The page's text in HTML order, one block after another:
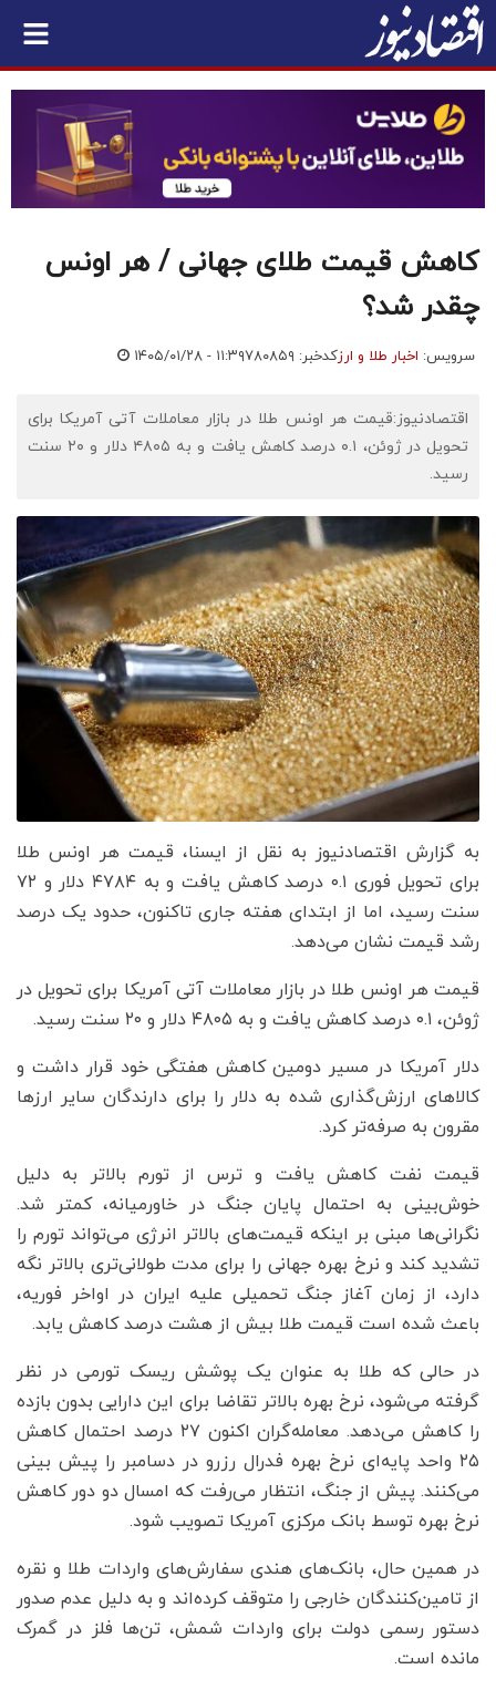
کاهش قیمت طلای جهانی / هر اونس
چقدر شد؟
سرویس: اخبار طلا و ارزکدخبر: ۷۸۰۸۵۹ ۱۴۰۵/۰۱/۲۸ - ۱۱:۳۹
اقتصادنیوز:قیمت هر اونس طلا در بازار معاملات آتی آمریکا برای
تحویل در ژوئن، ۰.۱ درصد کاهش یافت و به ۴۸۰۵ دلار و ۲۰ سنت
رسید.
به گزارش اقتصادنیوز به نقل از ایسنا، قیمت هر اونس طلا
برای تحویل فوری ۰.۱ درصد کاهش یافت و به ۴۷۸۴ دلار و ۷۲
سنت رسید، اما از ابتدای هفته جاری تاکنون، حدود یک درصد
رشد قیمت نشان می‌دهد.
قیمت هر اونس طلا در بازار معاملات آتی آمریکا برای تحویل در
ژوئن، ۰.۱ درصد کاهش یافت و به ۴۸۰۵ دلار و ۲۰ سنت رسید.
دلار آمریکا در مسیر دومین کاهش هفتگی خود قرار داشت و
کالاهای ارزش‌گذاری شده به دلار را برای دارندگان سایر ارزها
مقرون به صرفه‌تر کرد.
قیمت نفت کاهش یافت و ترس از تورم بالاتر به دلیل
خوش‌بینی به احتمال پایان جنگ در خاورمیانه، کمتر شد.
نگرانی‌ها مبنی بر اینکه قیمت‌های بالاتر انرژی می‌تواند تورم را
تشدید کند و نرخ بهره جهانی را برای مدت طولانی‌تری بالاتر نگه
دارد، از زمان آغاز جنگ تحمیلی علیه ایران در اواخر فوریه،
باعث شده است قیمت طلا بیش از هشت درصد کاهش یابد.
در حالی که طلا به عنوان یک پوشش ریسک تورمی در نظر
گرفته می‌شود، نرخ بهره بالاتر تقاضا برای این دارایی بدون بازده
را کاهش می‌دهد. معامله‌گران اکنون ۲۷ درصد احتمال کاهش
۲۵ واحد پایه‌ای نرخ بهره فدرال رزرو در دسامبر را پیش بینی
می‌کنند. پیش از جنگ، انتظار می‌رفت که امسال دو دور کاهش
نرخ بهره توسط بانک مرکزی آمریکا تصویب شود.
در همین حال، بانک‌های هندی سفارش‌های واردات طلا و نقره
از تامین‌کنندگان خارجی را متوقف کرده‌اند و به دلیل عدم صدور
دستور رسمی دولت برای واردات شمش، تن‌ها فلز در گمرک
مانده است.